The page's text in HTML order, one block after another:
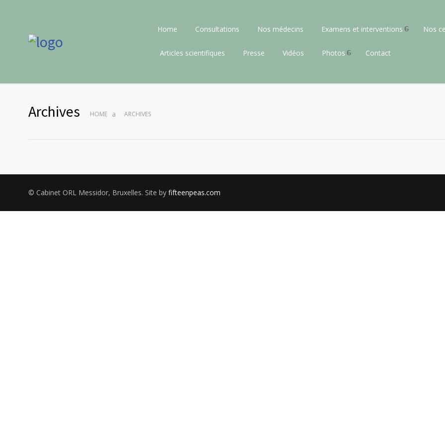
Home Consultations Nos médecins Examens et interventions Nos
Articles scientifiques Presse Vidéos Photos Contact
Archives HOME ARCHIVES
© Cabinet ORL Messidor, Bruxelles. Site by fifteenpeas.com